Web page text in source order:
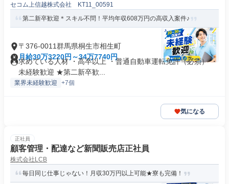
セコム上信越株式会社 KT11_00591
第二新卒歓迎＊スキル不問！平均年収608万円の高収入案件♪
〒376-0011群馬県桐生市相生町
月給30万3220円～34万7740円
求めている人材 ・高卒以上 ・普通自動車運転免許（必須） ・
未経験歓迎 ★第二新卒歓...
業界未経験歓迎 +7個
気になる
正社員
顧客管理・配達など新聞販売店正社員
株式会社LCB
毎日同じ仕事じゃない！月収30万円以上可能★寮も完備！